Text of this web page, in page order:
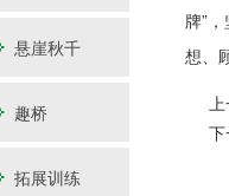
悬崖秋千
趣桥
拓展训练
牌”
想、
上
下